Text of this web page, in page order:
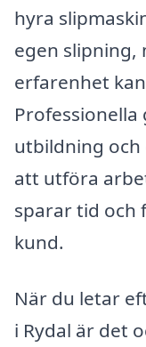
hyra
egen slipning,
erfarenhet
utbildning
att utföra
sparar tid och
kund.
När du letar
i Rydal är det